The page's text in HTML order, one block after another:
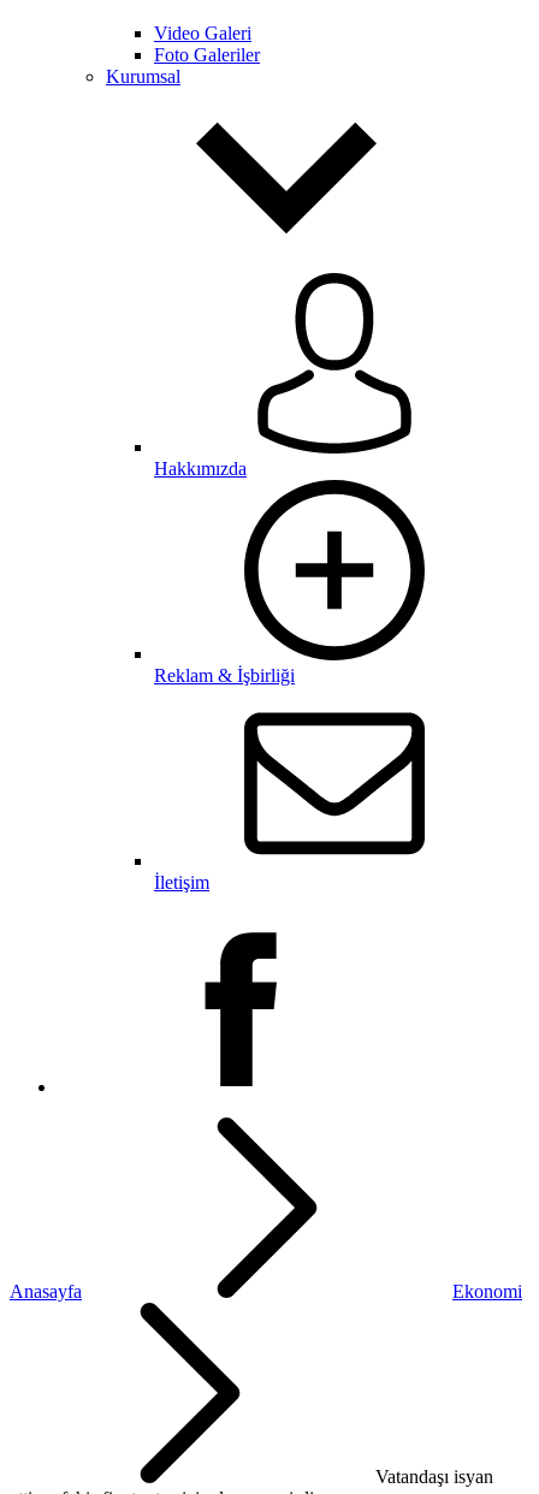
Video Galeri
Foto Galeriler
Kurumsal
Hakkımızda
Reklam & İşbirliği
İletişim
Anasayfa Ekonomi
Vatandaşı isyan